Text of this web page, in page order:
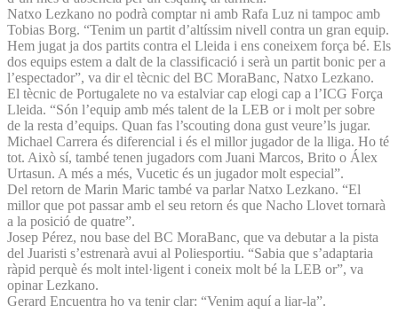
Natxo Lezkano no podrà comptar ni amb Rafa Luz ni tampoc amb
Tobias Borg. “Tenim un partit d’altíssim nivell contra un gran equip.
Hem jugat ja dos partits contra el Lleida i ens coneixem força bé. Els
dos equips estem a dalt de la classificació i serà un partit bonic per a
l’espectador”, va dir el tècnic del BC MoraBanc, Natxo Lezkano.
El tècnic de Portugalete no va estalviar cap elogi cap a l’ICG Força
Lleida. “Són l’equip amb més talent de la LEB or i molt per sobre
de la resta d’equips. Quan fas l’scouting dona gust veure’ls jugar.
Michael Carrera és diferencial i és el millor jugador de la lliga. Ho té
tot. Això sí, també tenen jugadors com Juani Marcos, Brito o Álex
Urtasun. A més a més, Vucetic és un jugador molt especial”.
Del retorn de Marin Maric també va parlar Natxo Lezkano. “El
millor que pot passar amb el seu retorn és que Nacho Llovet tornarà
a la posició de quatre”.
Josep Pérez, nou base del BC MoraBanc, que va debutar a la pista
del Juaristi s’estrenarà avui al Poliesportiu. “Sabia que s’adaptaria
ràpid perquè és molt intel·ligent i coneix molt bé la LEB or”, va
opinar Lezkano.
Gerard Encuentra ho va tenir clar: “Venim aquí a liar-la”.